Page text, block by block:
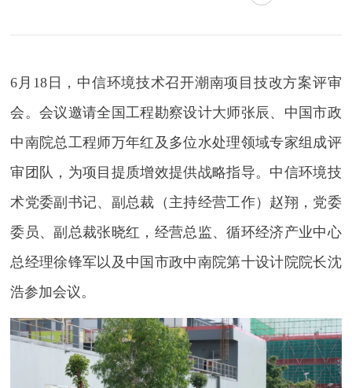
6月18日，中信环境技术召开潮南项目技改方案评审
会。会议邀请全国工程勘察设计大师张辰、中国市政
中南院总工程师万年红及多位水处理领域专家组成评
审团队，为项目提质增效提供战略指导。中信环境技
术党委副书记、副总裁（主持经营工作）赵翔，党委
委员、副总裁张晓红，经营总监、循环经济产业中心
总经理徐锋军以及中国市政中南院第十设计院院长沈
浩参加会议。